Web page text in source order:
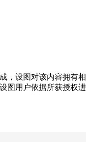
，设图对该内容拥有相
图用户依据所获授权进